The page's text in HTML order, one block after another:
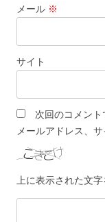
メール ※
サイト
次回のコメント
メールアドレス、サ
上に表示された文